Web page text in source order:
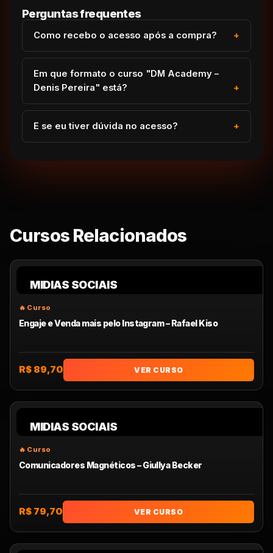
Perguntas frequentes
Como recebo o acesso após a compra?
Em que formato o curso "DM Academy –
Denis Pereira" está?
E se eu tiver dúvida no acesso?
Cursos Relacionados
MIDIAS SOCIAIS
Engaje e Venda mais pelo Instagram – Rafael Kiso
R$ 89,70 VER CURSO
MIDIAS SOCIAIS
Comunicadores Magnéticos – Giullya Becker
R$ 79,70 VER CURSO